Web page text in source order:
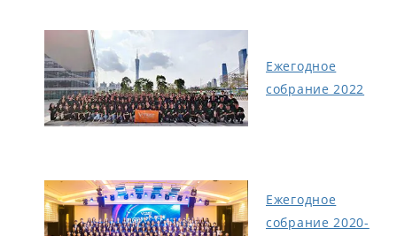
Ежегодное
собрание 2022
Ежегодное
собрание 2020-